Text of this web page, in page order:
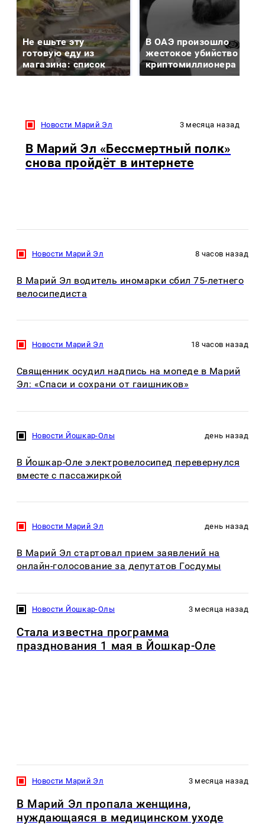
Не ешьте эту
готовую еду из
магазина: список
В ОАЭ произошло
жестокое убийство
криптомиллионера
Новости Марий Эл 3 месяца назад
В Марий Эл «Бессмертный полк»
снова пройдёт в интернете
Новости Марий Эл 8 часов назад
В Марий Эл водитель иномарки сбил 75-летнего
велосипедиста
Новости Марий Эл 18 часов назад
Священник осудил надпись на мопеде в Марий
Эл: «Спаси и сохрани от гаишников»
Новости Йошкар-Олы день назад
В Йошкар-Оле электровелосипед перевернулся
вместе с пассажиркой
Новости Марий Эл день назад
В Марий Эл стартовал прием заявлений на
онлайн-голосование за депутатов Госдумы
Новости Йошкар-Олы 3 месяца назад
Стала известна программа
празднования 1 мая в Йошкар-Оле
Новости Марий Эл 3 месяца назад
В Марий Эл пропала женщина,
нуждающаяся в медицинском уходе